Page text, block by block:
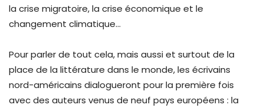
la crise migratoire, la crise économique et le
changement climatique…
Pour parler de tout cela, mais aussi et surtout de la
place de la littérature dans le monde, les écrivains
nord-américains dialogueront pour la première fois
avec des auteurs venus de neuf pays européens : la